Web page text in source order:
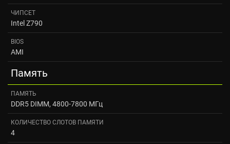
ЧИПСЕТ
Intel Z790
BIOS
AMI
Память
ПАМЯТЬ
DDR5 DIMM, 4800-7800 МГц
КОЛИЧЕСТВО СЛОТОВ ПАМЯТИ
4